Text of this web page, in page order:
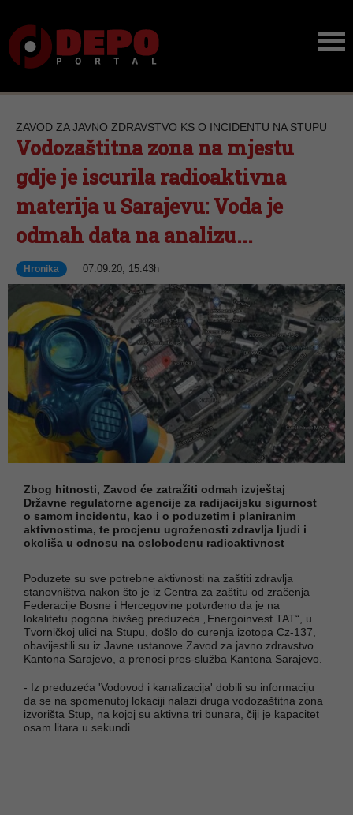
ZAVOD ZA JAVNO ZDRAVSTVO KS O INCIDENTU NA STUPU
Vodozaštitna zona na mjestu
gdje je iscurila radioaktivna
materija u Sarajevu: Voda je
odmah data na analizu...
Hronika 07.09.20, 15:43h
Zbog hitnosti, Zavod će zatražiti odmah izvještaj
Državne regulatorne agencije za radijacijsku sigurnost
o samom incidentu, kao i o poduzetim i planiranim
aktivnostima, te procjenu ugroženosti zdravlja ljudi i
okoliša u odnosu na oslobođenu radioaktivnost
Poduzete su sve potrebne aktivnosti na zaštiti zdravlja
stanovništva nakon što je iz Centra za zaštitu od zračenja
Federacije Bosne i Hercegovine potvrđeno da je na
lokalitetu pogona bivšeg preduzeća „Energoinvest TAT“, u
Tvorničkoj ulici na Stupu, došlo do curenja izotopa Cz-137,
obavijestili su iz Javne ustanove Zavod za javno zdravstvo
Kantona Sarajevo, a prenosi pres-služba Kantona Sarajevo.
- Iz preduzeća 'Vodovod i kanalizacija' dobili su informaciju
da se na spomenutoj lokaciji nalazi druga vodozaštitna zona
izvorišta Stup, na kojoj su aktivna tri bunara, čiji je kapacitet
osam litara u sekundi.